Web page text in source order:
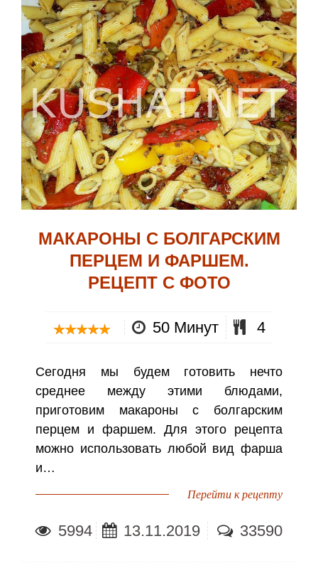
МАКАРОНЫ С БОЛГАРСКИМ
ПЕРЦЕМ И ФАРШЕМ.
РЕЦЕПТ С ФОТО
50 Минут 4
Сегодня мы будем готовить нечто
среднее между этими блюдами,
приготовим макароны с болгарским
перцем и фаршем. Для этого рецепта
можно использовать любой вид фарша
и…
Перейти к рецепту
5994 13.11.2019 33590